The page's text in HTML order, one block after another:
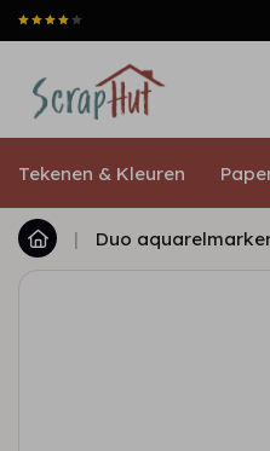
Tekenen & Kleuren
| Duo